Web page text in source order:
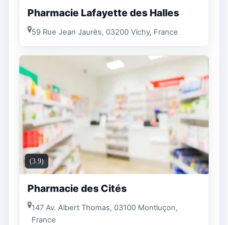
Pharmacie Lafayette des Halles
59 Rue Jean Jaurès, 03200 Vichy, France
(3.9)
Pharmacie des Cités
147 Av. Albert Thomas, 03100 Montluçon,
France